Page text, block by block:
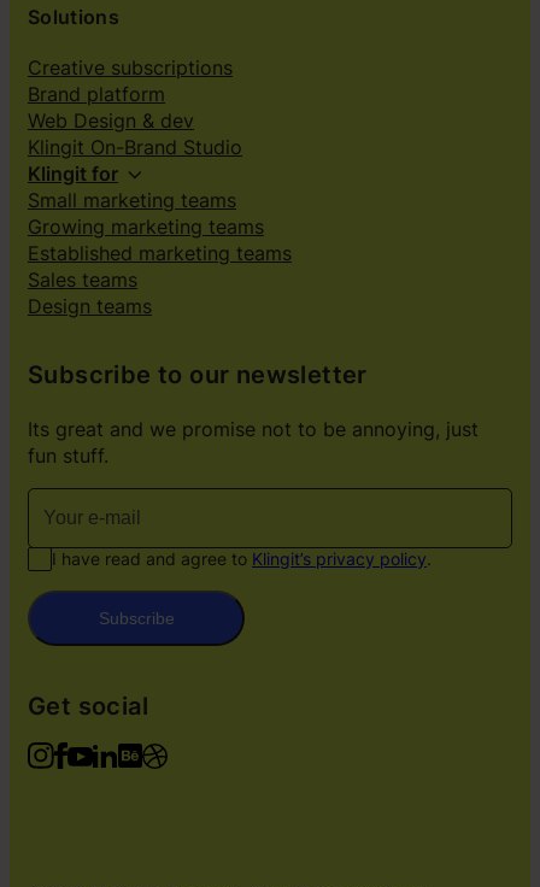
Solutions
Creative subscriptions
Brand platform
Web Design & dev
Klingit On-Brand Studio
Klingit for
Small marketing teams
Growing marketing teams
Established marketing teams
Sales teams
Design teams
Subscribe to our newsletter
Its great and we promise not to be annoying, just
fun stuff.
I have read and agree to Klingit’s privacy policy.
Subscribe
Get social